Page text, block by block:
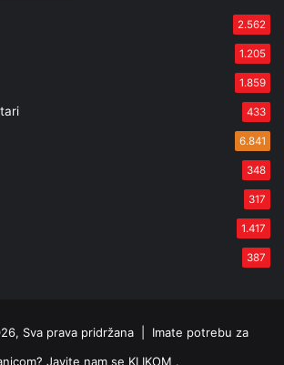
2.562
1.205
1.859
433
6.841
348
317
1.417
387
Sva prava pridržana | Imate potrebu za
Javite nam se KLIKOM .